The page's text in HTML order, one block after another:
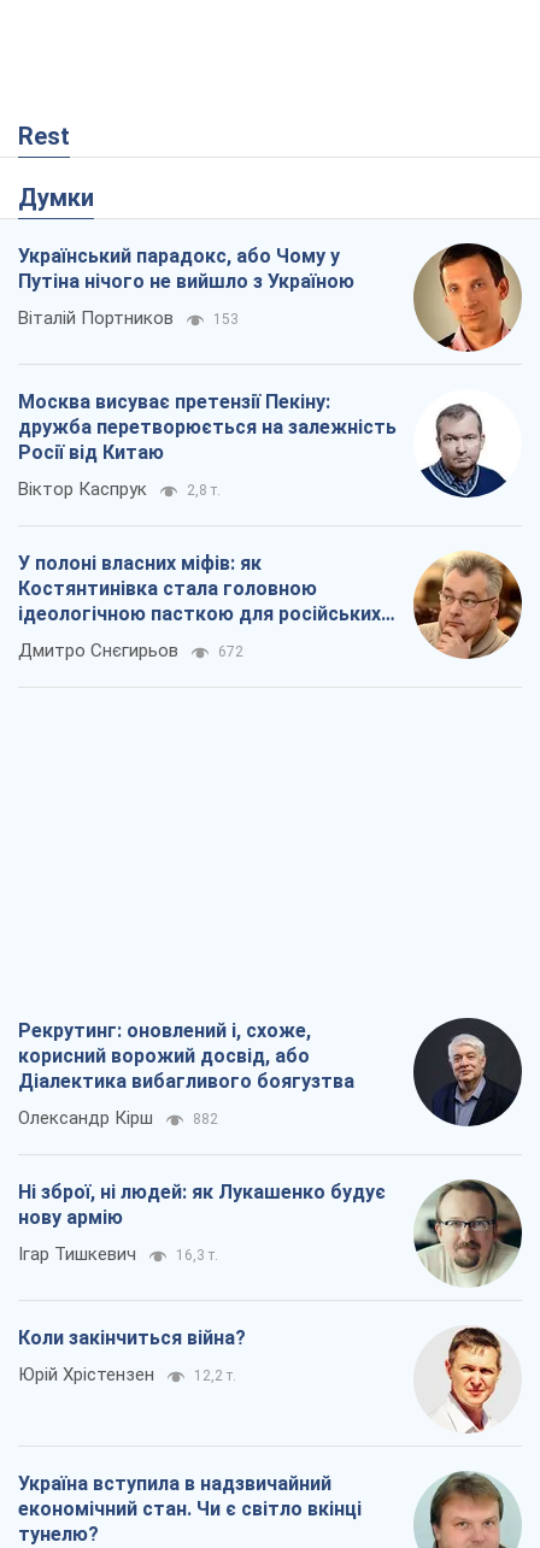
Rest
Думки
Український парадокс, або Чому у
Путіна нічого не вийшло з Україною
Віталій Портников 153
Москва висуває претензії Пекіну:
дружба перетворюється на залежність
Росії від Китаю
Віктор Каспрук 2,8 т.
У полоні власних міфів: як
Костянтинівка стала головною
ідеологічною пасткою для російських
окупантів
Дмитро Снєгирьов 672
Рекрутинг: оновлений і, схоже,
корисний ворожий досвід, або
Діалектика вибагливого боягузтва
Олександр Кірш 882
Ні зброї, ні людей: як Лукашенко будує
нову армію
Ігар Тишкевич 16,3 т.
Коли закінчиться війна?
Юрій Хрістензен 12,2 т.
Україна вступила в надзвичайний
економічний стан. Чи є світло вкінці
тунелю?